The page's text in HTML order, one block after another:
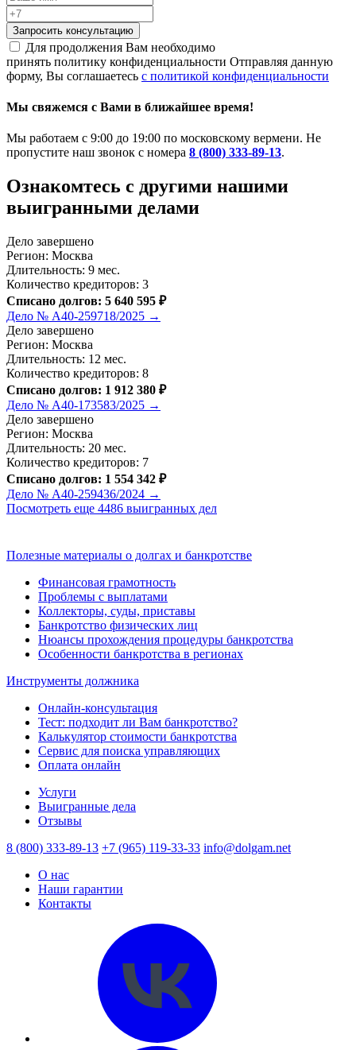
Запросить консультацию
Для продолжения Вам необходимо
принять политику конфиденциальности Отправляя данную
форму, Вы соглашаетесь с политикой конфиденциальности
Мы свяжемся с Вами в ближайшее время!
Мы работаем с 9:00 до 19:00 по московскому вермени. Не
пропустите наш звонок с номера 8 (800) 333-89-13.
Ознакомтесь c другими нашими
выигранными делами
Дело завершено
Регион: Москва
Длительность: 9 мес.
Количество кредиторов: 3
Списано долгов: 5 640 595 ₽
Дело № А40-259718/2025 →
Дело завершено
Регион: Москва
Длительность: 12 мес.
Количество кредиторов: 8
Списано долгов: 1 912 380 ₽
Дело № А40-173583/2025 →
Дело завершено
Регион: Москва
Длительность: 20 мес.
Количество кредиторов: 7
Списано долгов: 1 554 342 ₽
Дело № А40-259436/2024 →
Посмотреть еще 4486 выигранных дел
Полезные материалы о долгах и банкротстве
Финансовая грамотность
Проблемы с выплатами
Коллекторы, суды, приставы
Банкротство физических лиц
Нюансы прохождения процедуры банкротства
Особенности банкротства в регионах
Инструменты должника
Онлайн-консультация
Тест: подходит ли Вам банкротство?
Калькулятор стоимости банкротства
Сервис для поиска управляющих
Оплата онлайн
Услуги
Выигранные дела
Отзывы
8 (800) 333-89-13 +7 (965) 119-33-33 info@dolgam.net
О нас
Наши гарантии
Контакты